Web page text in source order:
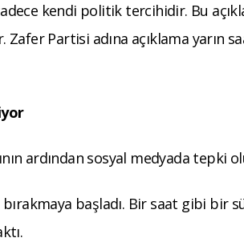
sadece kendi politik tercihidir. Bu
Partisi adına açıklama yarın
ardından sosyal medyada tepki
başladı. Bir saat gibi bir